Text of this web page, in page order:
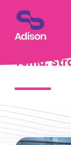
Přeskočit na
Blog
Téma: